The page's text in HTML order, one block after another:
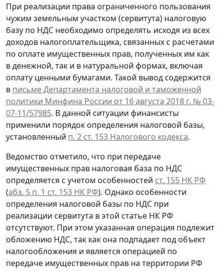
При реализации права ограниченного пользования
чужим земельным участком (сервитута) налоговую
базу по НДС необходимо определять исходя из всех
доходов налогоплательщика, связанных с расчетами
по оплате имущественных прав, полученных им как
в денежной, так и в натуральной формах, включая
оплату ценными бумагами. Такой вывод содержится
в письме Департамента налоговой и таможенной
политики Минфина России от 16 августа 2018 г. № 03-
07-11/57985. В данной ситуации финансисты
применили порядок определения налоговой базы,
установленный п. 2 ст. 153 Налогового кодекса.
Ведомство отметило, что при передаче
имущественных прав налоговая база по НДС
определяется с учетом особенностей ст. 155 НК РФ
(абз. 5 п. 1 ст. 153 НК РФ). Однако особенности
определения налоговой базы по НДС при
реализации сервитута в этой статье НК РФ
отсутствуют. При этом указанная операция подлежит
обложению НДС, так как она подпадает под объект
налогообложения и является операцией по
передаче имущественных прав на территории РФ